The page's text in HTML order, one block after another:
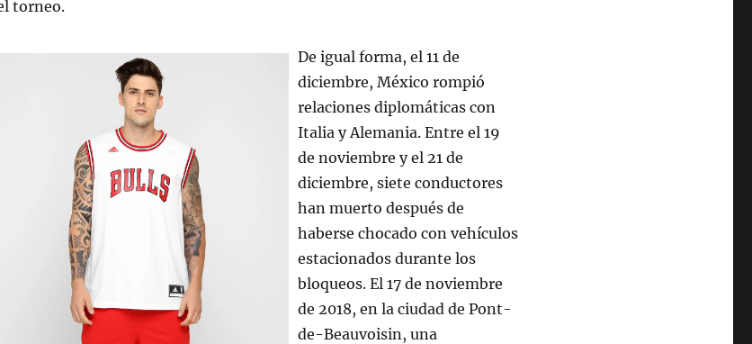
torneo.
De igual forma, el 11 de
diciembre, México rompió
relaciones diplomáticas con
Italia y Alemania. Entre el 19
de noviembre y el 21 de
diciembre, siete conductores
han muerto después de
haberse chocado con vehículos
estacionados durante los
bloqueos. El 17 de noviembre
de 2018, en la ciudad de Pont-
de-Beauvoisin, una